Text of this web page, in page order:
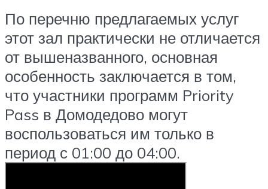
По перечню предлагаемых услуг
этот зал практически не отличается
от вышеназванного, основная
особенность заключается в том,
что участники программ Priority
Pass в Домодедово могут
воспользоваться им только в
период с 01:00 до 04:00.